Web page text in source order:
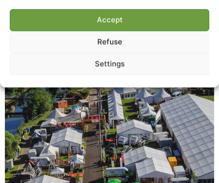
Accept
Refuse
Settings